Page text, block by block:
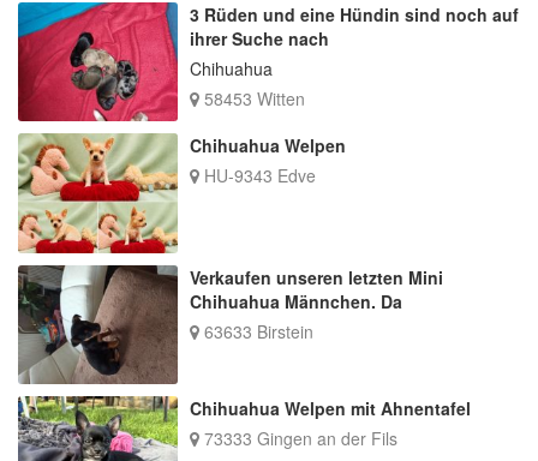
3 Rüden und eine Hündin sind noch auf
ihrer Suche nach
Chihuahua
58453 Witten
Chihuahua Welpen
HU-9343 Edve
Verkaufen unseren letzten Mini
Chihuahua Männchen. Da
63633 Birstein
Chihuahua Welpen mit Ahnentafel
73333 Gingen an der Fils